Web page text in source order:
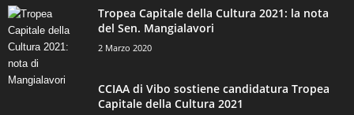
Tropea Capitale della Cultura 2021: la nota
del Sen. Mangialavori
2 Marzo 2020
CCIAA di Vibo sostiene candidatura Tropea
Capitale della Cultura 2021